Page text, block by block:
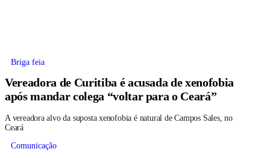
Briga feia
Vereadora de Curitiba é acusada de xenofobia
após mandar colega “voltar para o Ceará”
A vereadora alvo da suposta xenofobia é natural de Campos Sales, no
Ceará
Comunicação